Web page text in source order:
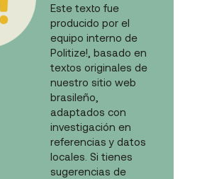
Este texto fue
producido por el
equipo interno de
Politize!, basado en
textos originales de
nuestro sitio web
brasileño,
adaptados con
investigación en
referencias y datos
locales. Si tienes
sugerencias de